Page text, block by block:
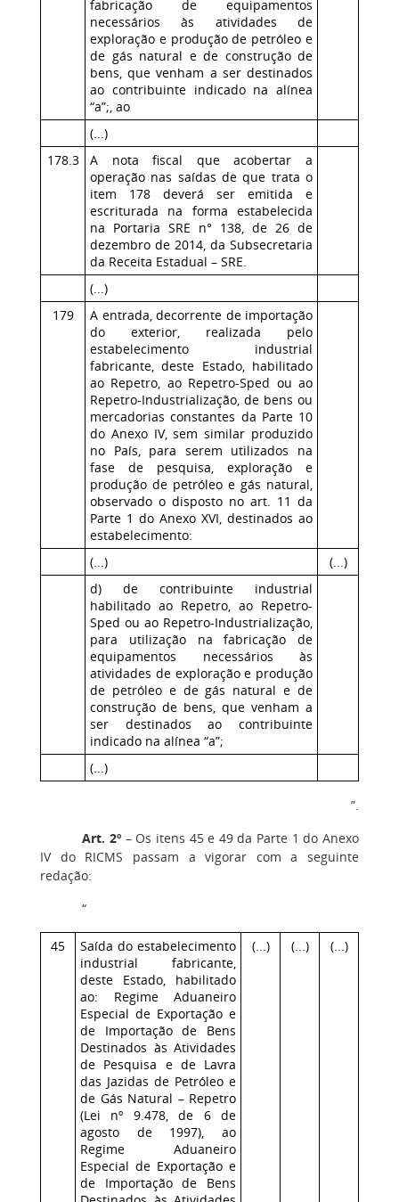
fabricação de equipamentos
necessários às atividades de
exploração e produção de petróleo e
de gás natural e de construção de
bens, que venham a ser destinados
ao contribuinte indicado na alínea
“a”;, ao
(...)
178.3
A nota fiscal que acobertar a
operação nas saídas de que trata o
item 178 deverá ser emitida e
escriturada na forma estabelecida
na Portaria SRE n° 138, de 26 de
dezembro de 2014, da Subsecretaria
da Receita Estadual – SRE.
(...)
179
A entrada, decorrente de importação
do exterior, realizada pelo
estabelecimento industrial
fabricante, deste Estado, habilitado
ao Repetro, ao Repetro-Sped ou ao
Repetro-Industrialização, de bens ou
mercadorias constantes da Parte 10
do Anexo IV, sem similar produzido
no País, para serem utilizados na
fase de pesquisa, exploração e
produção de petróleo e gás natural,
observado o disposto no art. 11 da
Parte 1 do Anexo XVI, destinados ao
estabelecimento:
(...)
(...)
d) de contribuinte industrial
habilitado ao Repetro, ao Repetro-
Sped ou ao Repetro-Industrialização,
para utilização na fabricação de
equipamentos necessários às
atividades de exploração e produção
de petróleo e de gás natural e de
construção de bens, que venham a
ser destinados ao contribuinte
indicado na alínea “a”;
(...)
”.
Art. 2º– Os itens 45 e 49 da Parte 1 do Anexo
IV do RICMS passam a vigorar com a seguinte
redação:
“
45
Saída do estabelecimento
industrial fabricante,
deste Estado, habilitado
ao: Regime Aduaneiro
Especial de Exportação e
de Importação de Bens
Destinados às Atividades
de Pesquisa e de Lavra
das Jazidas de Petróleo e
de Gás Natural – Repetro
(Lei nº 9.478, de 6 de
agosto de 1997), ao
Regime Aduaneiro
Especial de Exportação e
de Importação de Bens
(...) (...) (...)